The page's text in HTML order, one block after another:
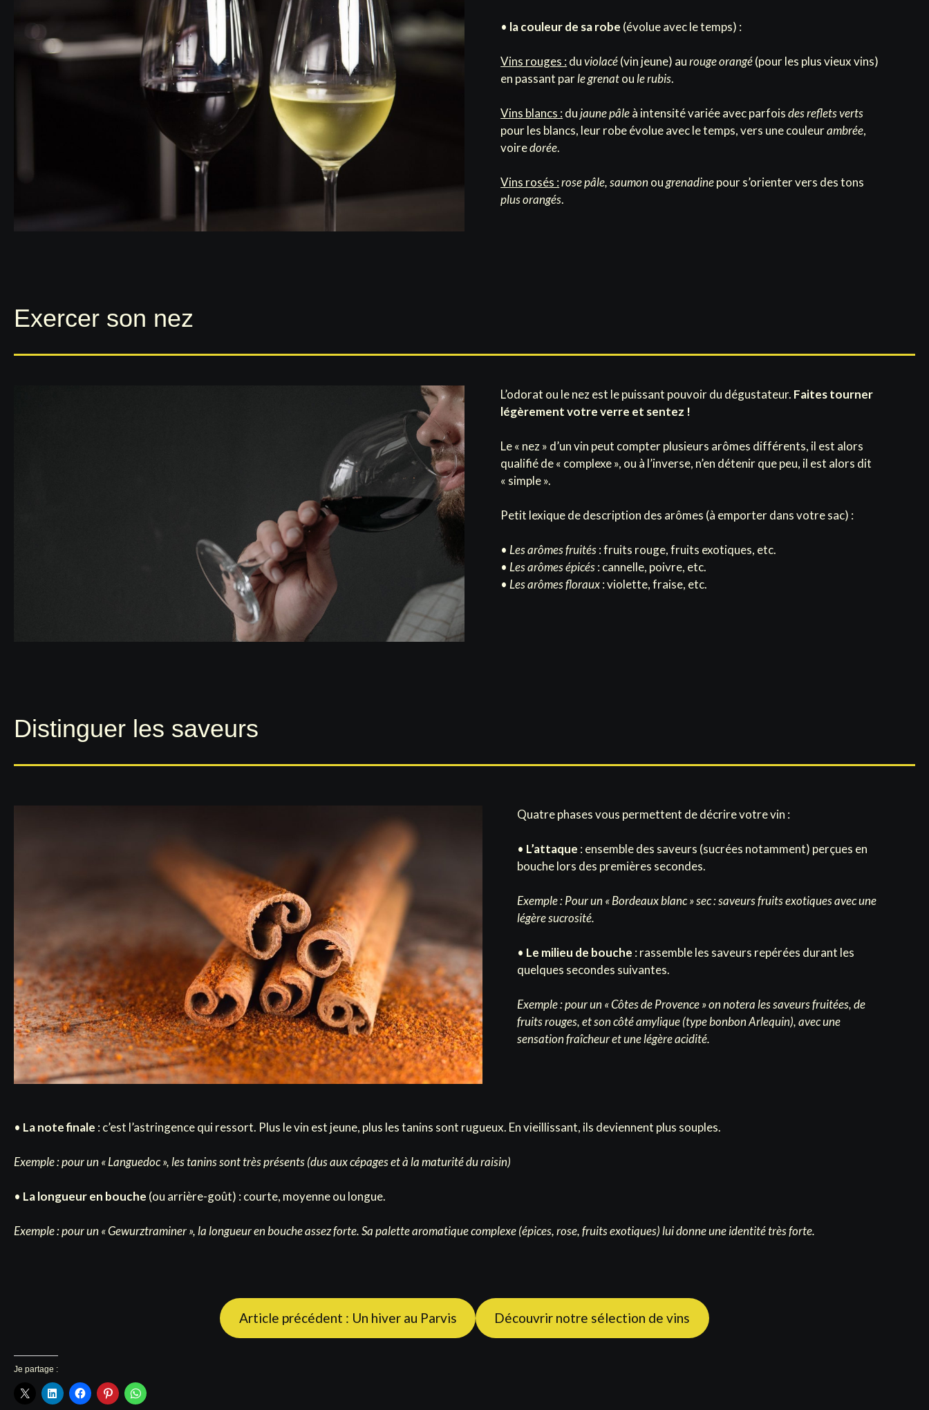
• la couleur de sa robe (évolue avec le temps) :
Vins rouges : duviolacé(vin jeune) aurouge orangé(pour les plus vieux vins)
en passant parle grenatou le rubis.
Vins blancs : du jaune pâleà intensité variée avec parfoisdes reflets verts
pour les blancs, leur robe évolue avec le temps, vers une couleurambrée,
voiredorée.
Vins rosés :rose pâle, saumonougrenadinepour s’orienter vers des tons
plus orangés.
Exercer son nez
L’odorat ou le nez est le puissant pouvoir du dégustateur. Faites tourner
légèrement votre verre et sentez !
Le « nez » d’un vin peut compter plusieurs arômes différents, il est alors
qualifié de « complexe », ou à l’inverse, n’en détenir que peu, il est alors dit
« simple ».
Petit lexique de description des arômes (à emporter dans votre sac) :
• Les arômes fruités: fruits rouge, fruits exotiques, etc.
• Les arômes épicés: cannelle, poivre, etc.
• Les arômes floraux: violette, fraise, etc.
Distinguer les saveurs
Quatre phases vous permettent de décrire votre vin :
• L’attaque : ensemble des saveurs (sucrées notamment) perçues en
bouche lors des premières secondes.
Exemple : Pour un « Bordeaux blanc » sec : saveurs fruits exotiques avec une
légère sucrosité.
• Le milieu de bouche : rassemble les saveurs repérées durant les
quelques secondes suivantes.
Exemple : pour un « Côtes de Provence » on notera les saveurs fruitées, de
fruits rouges, et son côté amylique (type bonbon Arlequin), avec une
sensation fraîcheur et une légère acidité.
• La note finale : c’est l’astringence qui ressort. Plus le vin est jeune, plus les tanins sont rugueux. En vieillissant, ils deviennent plus souples.
Exemple : pour un « Languedoc », les tanins sont très présents (dus aux cépages et à la maturité du raisin)
• La longueur en bouche (ou arrière-goût) : courte, moyenne ou longue.
Exemple : pour un « Gewurztraminer », la longueur en bouche assez forte. Sa palette aromatique complexe (épices, rose, fruits exotiques) lui donne une identité très forte.
Article précédent : Un hiver au Parvis Découvrir notre sélection de vins
Je partage :